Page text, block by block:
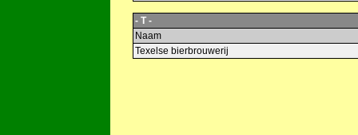
- T -
Naam
Texelse bierbrouwerij